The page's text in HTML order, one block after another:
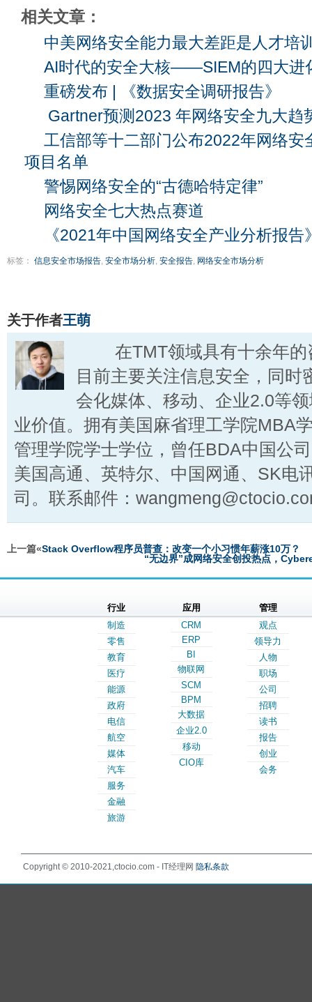
相关文章：
中美网络安全能力最大差距是人才培
AI时代的安全大核——SIEM的四大进
重磅发布 | 《数据安全调研报告》
Gartner预测2023 年网络安全九大趋
工信部等十二部门公布2022年网络安
项目名单
警惕网络安全的“古德哈特定律”
网络安全七大热点赛道
《2021年中国网络安全产业分析报告
标签： 信息安全市场报告, 安全市场分析, 安全报告, 网络安全市场分析
关于作者王萌
在TMT领域具有十余年的
目前主要关注信息安全，同时
会化媒体、移动、企业2.0等
业价值。拥有美国麻省理工学院MBA
管理学院学士学位，曾任BDA中国公
美国高通、英特尔、中国网通、SK电
司。联系邮件：
上一篇«Stack Overflow程序员普查：改变一个小习惯年薪涨10万？
“无边界”成网络安全创投热点，
行业
制造
零售
教育
医疗
能源
政府
电信
航空
媒体
汽车
服务
金融
旅游
应用
CRM
ERP
BI
物联网
SCM
BPM
大数据
企业2.0
移动
CIO库
管理
观点
领导力
人物
职场
公司
招聘
读书
报告
创业
会务
Copyright © 2010-2021,ctocio.com - IT经理网 隐私条款